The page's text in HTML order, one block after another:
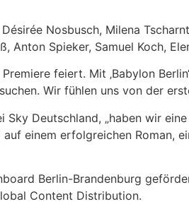
Nosbusch, Milena
Anton Spieker, Samuel Koch,
feiert. Mit ‚Babylon
Wir fühlen uns von der
Sky Deutschland, „haben wir
einem erfolgreichen
Berlin-Brandenburg
Content Distribution.